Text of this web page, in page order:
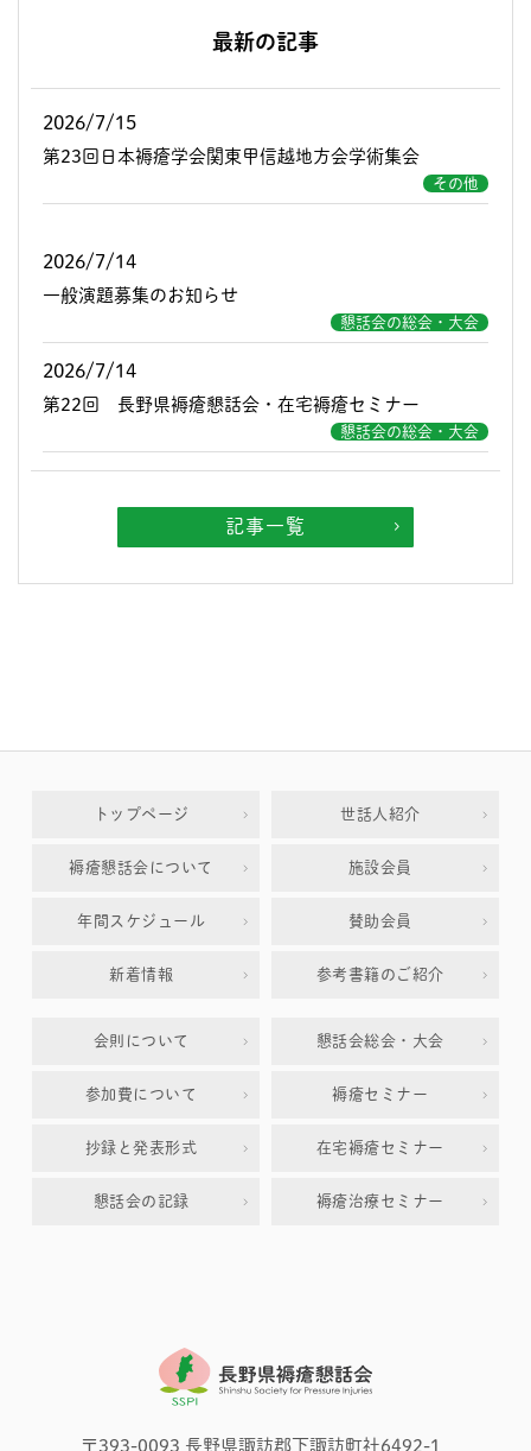
最新の記事
2026/7/15
第23回日本褥瘡学会関東甲信越地方会学術集会
その他
2026/7/14
一般演題募集のお知らせ
懇話会の総会・大会
2026/7/14
第22回 長野県褥瘡懇話会・在宅褥瘡セミナー
懇話会の総会・大会
記事一覧
トップページ
褥瘡懇話会について
年間スケジュール
新着情報
世話人紹介
施設会員
賛助会員
参考書籍のご紹介
会則について
参加費について
抄録と発表形式
懇話会の記録
懇話会総会・大会
褥瘡セミナー
在宅褥瘡セミナー
褥瘡治療セミナー
〒393-0093 長野県諏訪郡下諏訪町社6492-1